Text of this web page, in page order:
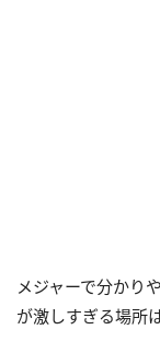
メジャーで分かり
が激しすぎる場所